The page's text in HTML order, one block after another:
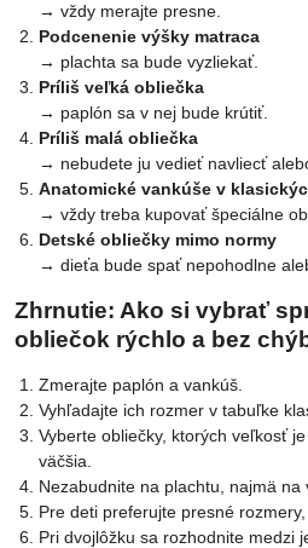
→ vždy merajte presne.
Podcenenie výšky matraca
→ plachta sa bude vyzliekať.
Príliš veľká obliečka
→ paplón sa v nej bude krútiť.
Príliš malá obliečka
→ nebudete ju vedieť navliecť
Anatomické vankúše v
→ vždy treba kupovať špeciálne
Detské obliečky mimo normy
→ dieťa bude spať nepohodlne
Zhrnutie: Ako si vybrať
obliečok rýchlo a bez
Zmerajte paplón a vankúš.
Vyhľadajte ich rozmer v tabuľke
Vyberte obliečky, ktorých veľkosť
väčšia.
Nezabudnite na plachtu, najmä na
Pre deti preferujte presné
Pri dvojlôžku sa rozhodnite medzi